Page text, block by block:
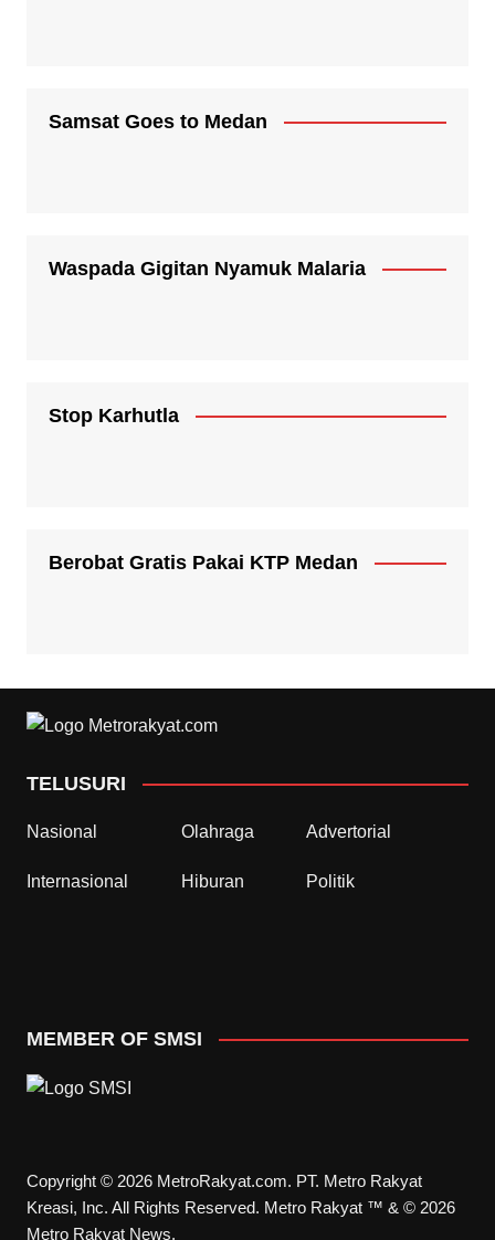
Samsat Goes to Medan
Waspada Gigitan Nyamuk Malaria
Stop Karhutla
Berobat Gratis Pakai KTP Medan
TELUSURI
Nasional Olahraga Advertorial
Internasional Hiburan Politik
MEMBER OF SMSI
Copyright © 2026 MetroRakyat.com. PT. Metro Rakyat
Kreasi, Inc. All Rights Reserved. Metro Rakyat ™ & © 2026
Metro Rakyat News.